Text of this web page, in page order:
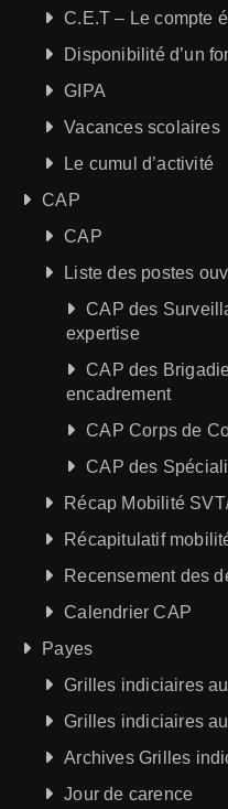
C.E.T – Le compte
Disponibilité d’un
GIPA
Vacances scolaires
Le cumul d’activité
CAP
CAP
Liste des postes
CAP des
expertise
CAP des
encadrement
CAP Corps de
CAP des
Récap Mobilité
Récapitulatif
Recensement des
Calendrier CAP
Payes
Grilles indiciaires
Grilles indiciaires
Archives Grilles
Jour de carence